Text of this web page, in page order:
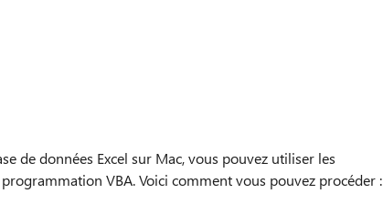
de données Excel sur Mac, vous pouvez utiliser les
VBA. Voici comment vous pouvez procéder :